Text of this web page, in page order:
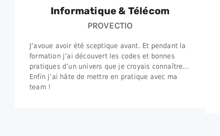
Informatique & Télécom
PROVECTIO
J’avoue avoir été sceptique avant. Et pendant la
formation j’ai découvert les codes et bonnes
pratiques d’un univers que je croyais connaître…
Enfin j’ai hâte de mettre en pratique avec ma
team !